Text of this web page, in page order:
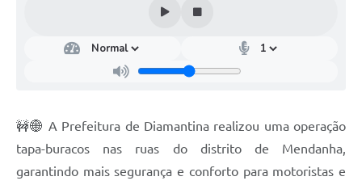
🚧🌐 A Prefeitura de Diamantina realizou uma operação
tapa-buracos nas ruas do distrito de Mendanha,
garantindo mais segurança e conforto para motoristas e